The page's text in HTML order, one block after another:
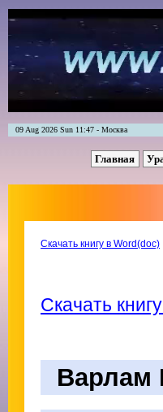
09 Aug 2026 Sun 11:47 - Москва
Главная
Скачать книгу в Word(doc)
Скачать
Варлам